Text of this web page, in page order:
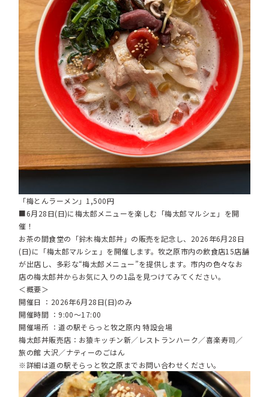
「梅とんラーメン」1,500円
■6月28日(日)に梅太郎メニューを楽しむ「梅太郎マルシェ」を開
催！
お茶の間食堂の「鈴木梅太郎丼」の販売を記念し、2026年6月28日
(日)に「梅太郎マルシェ」を開催します。牧之原市内の飲食店15店舗
が出店し、多彩な“梅太郎メニュー”を提供します。市内の色々なお
店の梅太郎丼からお気に入りの1品を見つけてみてください。
＜概要＞
開催日 ：2026年6月28日(日)のみ
開催時間 ：9:00～17:00
開催場所 ：道の駅そらっと牧之原内 特設会場
梅太郎丼販売店：お猿キッチン新／レストランハーク／喜楽寿司／
旅の館 大沢／ナティーのごはん
※詳細は道の駅そらっと牧之原までお問い合わせください。